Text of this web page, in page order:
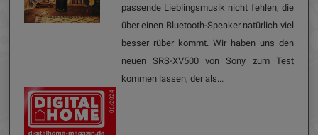
passende Lieblingsmusik nicht fehlen, die
über einen Bluetooth-Speaker natürlich viel
besser rüber kommt. Wir haben uns den
neuen SRS-XV500 von Sony zum Test
kommen lassen, der als...
06/2024